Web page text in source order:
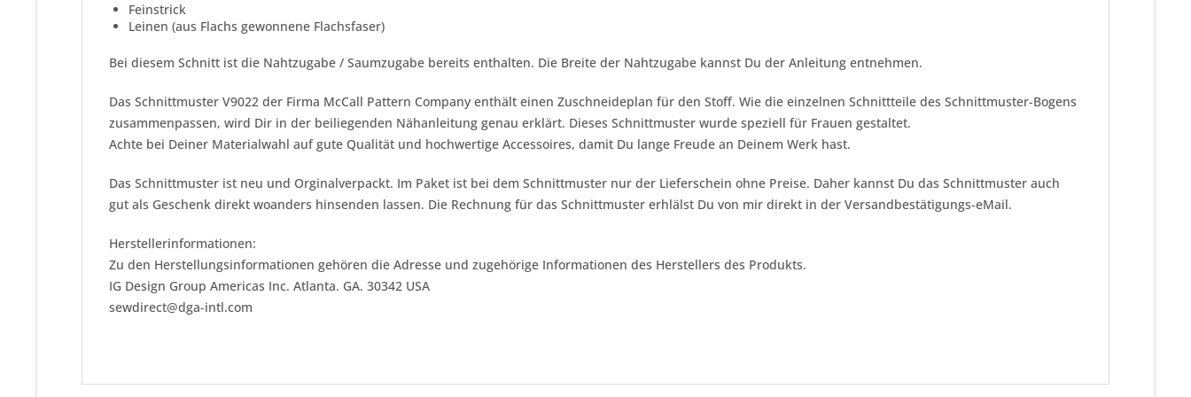
Feinstrick
Leinen (aus Flachs gewonnene Flachsfaser)
Bei diesem Schnitt ist die Nahtzugabe / Saumzugabe bereits enthalten. Die Breite der Nahtzugabe kannst Du der Anleitung entnehmen.
Das Schnittmuster V9022 der Firma McCall Pattern Company enthält einen Zuschneideplan für den Stoff. Wie die einzelnen Schnittteile des Schnittmuster-Bogens
zusammenpassen, wird Dir in der beiliegenden Nähanleitung genau erklärt. Dieses Schnittmuster wurde speziell für Frauen gestaltet.
Achte bei Deiner Materialwahl auf gute Qualität und hochwertige Accessoires, damit Du lange Freude an Deinem Werk hast.
Das Schnittmuster ist neu und Orginalverpackt. Im Paket ist bei dem Schnittmuster nur der Lieferschein ohne Preise. Daher kannst Du das Schnittmuster auch
gut als Geschenk direkt woanders hinsenden lassen. Die Rechnung für das Schnittmuster erhlälst Du von mir direkt in der Versandbestätigungs-eMail.
Herstellerinformationen:
Zu den Herstellungsinformationen gehören die Adresse und zugehörige Informationen des Herstellers des Produkts.
IG Design Group Americas Inc. Atlanta. GA. 30342 USA
sewdirect@dga-intl.com